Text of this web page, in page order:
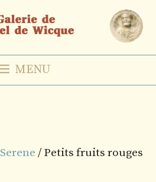
MENU
Serene / Petits fruits rouges